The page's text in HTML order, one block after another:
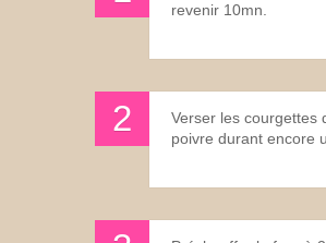
revenir 10mn.
Verser les courgettes
poivre durant encore